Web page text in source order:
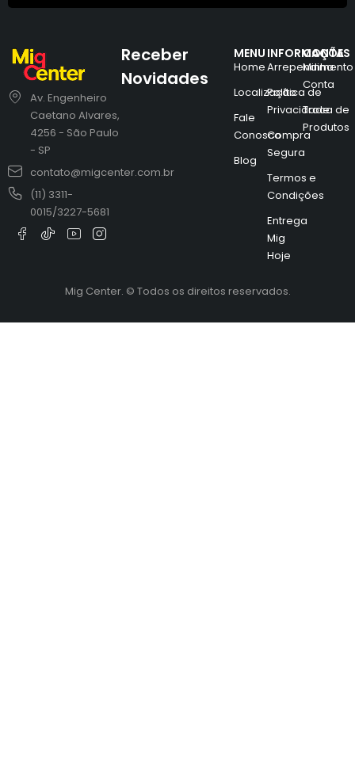
Av. Engenheiro
Caetano Alvares,
4256 - São Paulo
- SP
contato@migcenter.com.br
(11) 3311-
0015/3227-5681
MENU
Home
Localização
Fale
Conosco
Blog
INFORMAÇÕES
Arrependimento
Política de
Privacidade
Compra
Segura
Termos e
Condições
Entrega
Mig
Hoje
CONTA
Minha
Conta
Troca de
Produtos
Receber
Novidades
Mig Center. © Todos os direitos reservados.